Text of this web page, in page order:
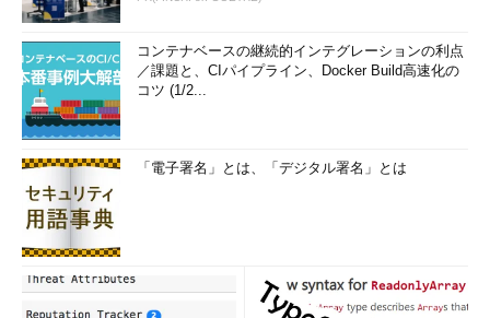
だ。既に多くのクラウドサービスプロバイダーが、サービスにア
供できるように投資している。
このトレンドが続くことで、クラウドサービス事業者がカバー
する地域の粒度は細かくなるだろう。ユーザー人口が集中するエ
リアに“マイクロデータセンター”が開設され、“ポップアップ”ク
ラウドサービスポイントが、スポーツイベントやコンサートのよ
うな場での一時的なサービス要求に対応するようになる。
パブリッククラウドサービスの適切なサブセットを提供するた
めの機器は、そうしたサブセットを使用し、低遅延が要求される
アプリケーションをサポートする必要がある地点に十分近い場所
コンテナベースの継続的インテグレーションの利点
／課題と、CIパイプライン、Docker Build高速化の
コツ (1/2...
「電子署名」とは、「デジタル署名」とは